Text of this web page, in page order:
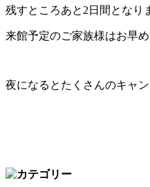
残すところあと2日間となり
来館予定のご家族様はお早
夜になるとたくさんのキャ